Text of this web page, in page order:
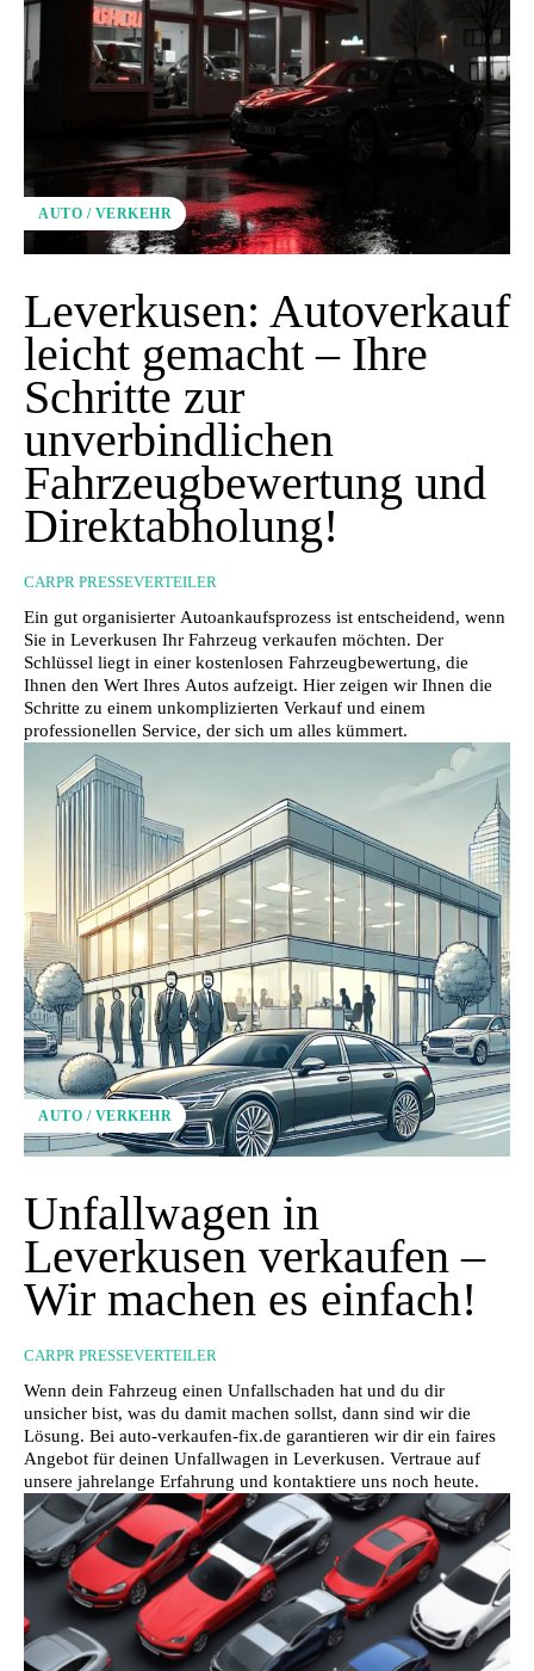
AUTO / VERKEHR
Leverkusen: Autoverkauf
leicht gemacht – Ihre
Schritte zur
unverbindlichen
Fahrzeugbewertung und
Direktabholung!
CARPR PRESSEVERTEILER
Ein gut organisierter Autoankaufsprozess ist entscheidend, wenn
Sie in Leverkusen Ihr Fahrzeug verkaufen möchten. Der
Schlüssel liegt in einer kostenlosen Fahrzeugbewertung, die
Ihnen den Wert Ihres Autos aufzeigt. Hier zeigen wir Ihnen die
Schritte zu einem unkomplizierten Verkauf und einem
professionellen Service, der sich um alles kümmert.
AUTO / VERKEHR
Unfallwagen in
Leverkusen verkaufen –
Wir machen es einfach!
CARPR PRESSEVERTEILER
Wenn dein Fahrzeug einen Unfallschaden hat und du dir
unsicher bist, was du damit machen sollst, dann sind wir die
Lösung. Bei auto-verkaufen-fix.de garantieren wir dir ein faires
Angebot für deinen Unfallwagen in Leverkusen. Vertraue auf
unsere jahrelange Erfahrung und kontaktiere uns noch heute.